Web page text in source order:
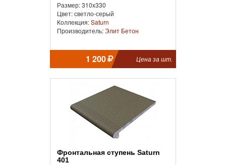
Размер: 310x330
Цвет: светло-серый
Коллекция:Saturn
Производитель:Элит Бетон
1 200 Цена за шт.
Фронтальная cтупень Saturn
401